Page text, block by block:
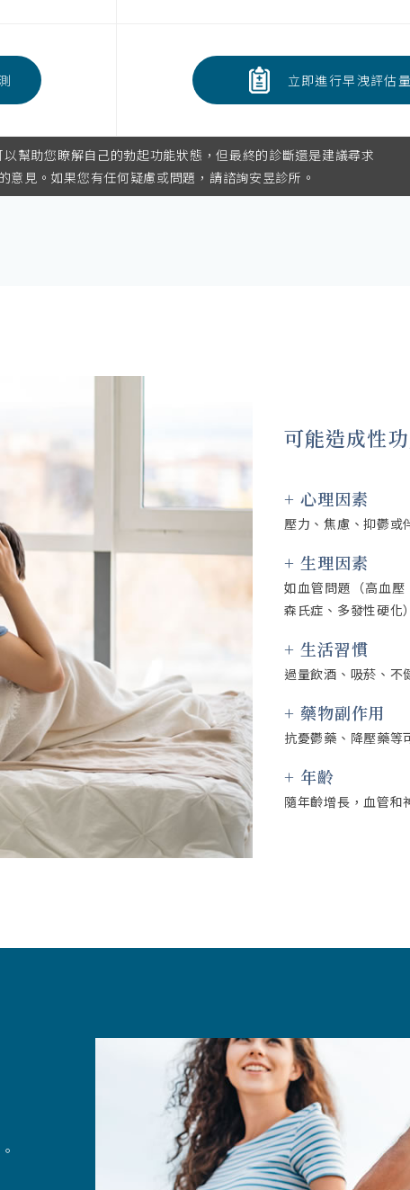
立即進行早洩評估
幫助您瞭解自己的勃起功能狀態，但最終的診斷還是建議尋求
意見。如果您有任何疑慮或問題，請諮詢安昱診所。
可能造成性
+ 心理因素
壓力、焦慮、抑鬱或
+ 生理因素
如血管問題（高血
森氏症、多發性硬化
+ 生活習慣
過量飲酒、吸菸、不
+ 藥物副作用
抗憂鬱藥、降壓藥等
+ 年齡
隨年齡增長，血管和